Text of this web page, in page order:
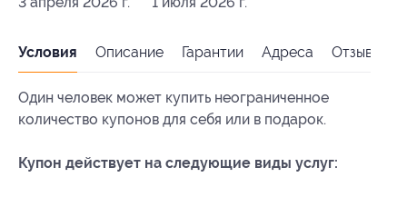
Условия Описание Гарантии Адреса Отзывы
Один человек может купить неограниченное
количество купонов для себя или в подарок.
Купон действует на следующие виды услуг: